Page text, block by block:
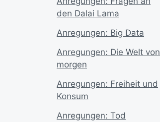
den Dalai Lama
Anregungen: Big Data
Anregungen: Die Welt von
morgen
Anregungen: Freiheit und
Konsum
Anregungen: Tod